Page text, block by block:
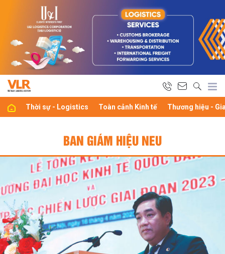
Thời sự - Logistics Toàn cảnh Kinh tế Thương hiệu -
BAN GIÁM HIỆU NEU